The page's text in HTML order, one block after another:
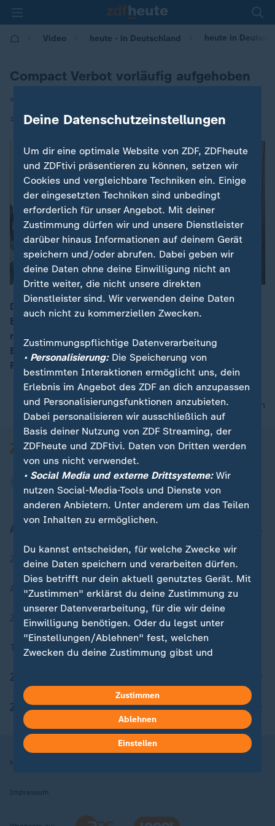
Video heute - in Deutschland heute in
Compact Verbot vorläufig aufgehoben
von Lars Bohnsack
15.08.2024 | 14:00
Das Bundesverwaltungsgericht hat das im Juli von
Bundesinnenministerin Faeser verfügte Verbot des
rechtsextremen Magazins Compact vorläufig im
Eilverfahren aufgehoben. Auch Politiker kritisieren
Faesers Entscheidung.
nach oben
Zuletzt veröffentlicht
Aktuelle Sendungs-Videos
ZDFheute Stories
Themen im Überblick
ZDFheute Apps
Nutzungsbedingungen
Impressum
Deine Datenschutzeinstellungen
Um dir eine optimale Website von ZDF, ZDFheute
und ZDFtivi präsentieren zu können, setzen wir
Cookies und vergleichbare Techniken ein. Einige
der eingesetzten Techniken sind unbedingt
erforderlich für unser Angebot. Mit deiner
Zustimmung dürfen wir und unsere Dienstleister
darüber hinaus Informationen auf deinem Gerät
speichern und/oder abrufen. Dabei geben wir
deine Daten ohne deine Einwilligung nicht an
Dritte weiter, die nicht unsere direkten
Dienstleister sind. Wir verwenden deine Daten
auch nicht zu kommerziellen Zwecken.
Zustimmungspflichtige Datenverarbeitung
• Personalisierung:Die Speicherung von
bestimmten Interaktionen ermöglicht uns, dein
Erlebnis im Angebot des ZDF an dich anzupassen
und Personalisierungsfunktionen anzubieten.
Dabei personalisieren wir ausschließlich auf
Basis deiner Nutzung von ZDF Streaming, der
ZDFheute und ZDFtivi. Daten von Dritten werden
von uns nicht verwendet.
• Social Media und externe Drittsysteme:Wir
nutzen Social-Media-Tools und Dienste von
anderen Anbietern. Unter anderem um das Teilen
von Inhalten zu ermöglichen.
Du kannst entscheiden, für welche Zwecke wir
deine Daten speichern und verarbeiten dürfen.
Dies betrifft nur dein aktuell genutztes Gerät. Mit
"Zustimmen" erklärst du deine Zustimmung zu
unserer Datenverarbeitung, für die wir deine
Einwilligung benötigen. Oder du legst unter
"Einstellungen/Ablehnen" fest, welchen
Zwecken du deine Zustimmung gibst und
in deinen Einstellungen widerrufen oder ändern.
Hier findest du das Impressum.
Weitere Informationen findest du in unserer
Datenschutzerklärung.
Zustimmen
Ablehnen
Einstellen